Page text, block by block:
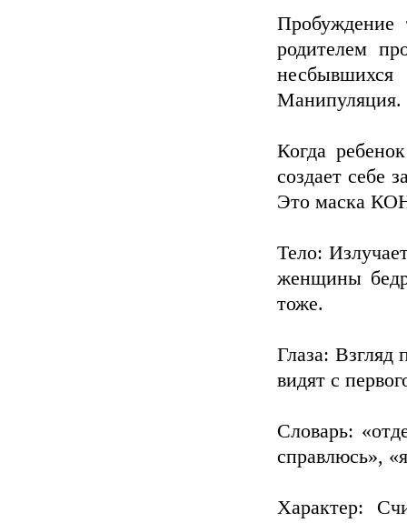
родителем
Манипуляция.
Когда
создает себе
Это маска
Тело:
женщины
тоже.
Глаза: Взгляд
видят с
Словарь:
справлюсь»,
Характер: